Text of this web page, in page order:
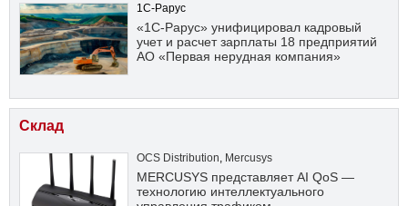
1С-Рарус
«1С-Рарус» унифицировал кадровый
учет и расчет зарплаты 18 предприятий
АО «Первая нерудная компания»
Склад
OCS Distribution, Mercusys
MERCUSYS представляет AI QoS —
технологию интеллектуального